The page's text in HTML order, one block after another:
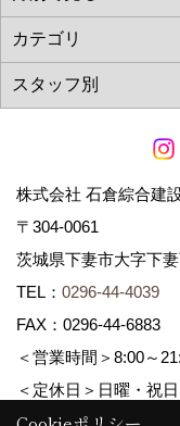
株式会社 石倉綜合建
〒304-0061
茨城県下妻市大字下
TEL： 0296-44-4039
FAX：0296-44-6883
＜営業時間＞8:00～
＜定休日＞日曜・祝日